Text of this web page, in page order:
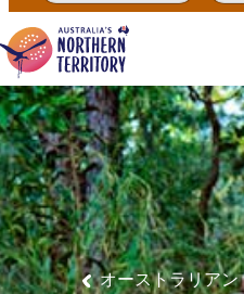
メ
イ
ン
ナ
最
ア
ー
ズ
ロ
ッ
ク
ダ
ー
ウ
ィ
ン
リ
ス
ス
プ
リ
ン
グ
ズ
カ
カ
ド
ゥ
国
立
公
園
チ
フ
ィ
ー
ル
ド
国
立
公
園
ワ
タ
ル
カ
国
立
公
園
テ
ィ
ウ
ィ
諸
島
ニ
ト
ミ
ル
ク
国
立
公
園
ル
ル
/
デ
ビ
ル
ズ・
マ
ー
ブ
ル
ズ
保
護
ジ
ジ
ャ/
ウ
ェ
ス
ト
マ
ク
ド
ネ
ル
国
立
公
住
民
文
化
体
験
ド
＆
ド
リ
ン
ク
ィ
バ
ル
と
イ
ベ
ン
ト
ア・
ア
ク
テ
ィ
ビ
テ
ィ
自
然
と
野
生
生
物
歴
史
と
伝
統
釣
り
ラ
グ
ジ
ュ
ア
リ
ー
な
体
験
キ
ャ
ン
ピ
ン
グ
&
グ
ラ
ン
ピ
ン
旅
の
コ
宿
泊
施
設
ド
同
行
ツ
ア
ー
通
機
関
＆
レ
ン
タ
ル
プ
ラ
ン
＆
オ
フ
ァ
ー
オーストラリア